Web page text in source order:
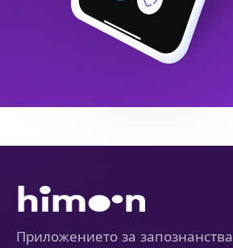
Приложението за запознанства